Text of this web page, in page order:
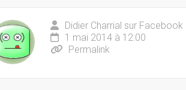
Didier Charrial sur Facebook
1 mai 2014 à 12:00
Permalink